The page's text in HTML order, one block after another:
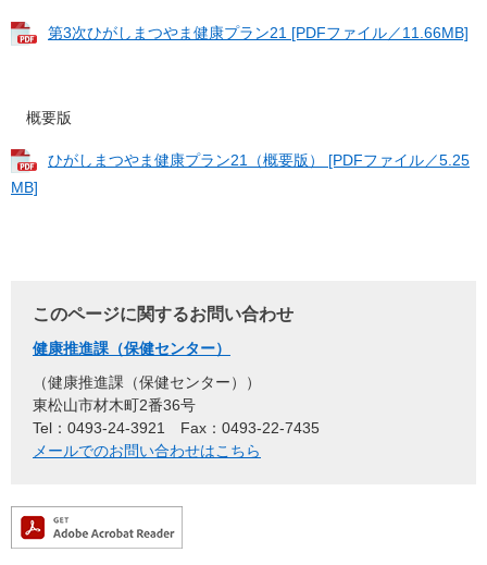
第3次ひがしまつやま健康プラン21 [PDFファイル／11.66MB]
概要版
ひがしまつやま健康プラン21（概要版） [PDFファイル／5.25
MB]
このページに関するお問い合わせ
健康推進課（保健センター）
健康推進課（保健センター）
東松山市材木町2番36号
Tel：0493-24-3921
Fax：0493-22-7435
メールでのお問い合わせはこちら